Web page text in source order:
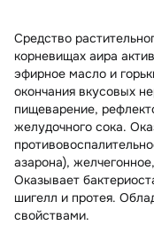
Средство
корневищах аира
эфирное масло и
окончания вкусовых
пищеварение,
желудочного сока.
азарона),
Оказывает
шигелл и протея.
свойствами.